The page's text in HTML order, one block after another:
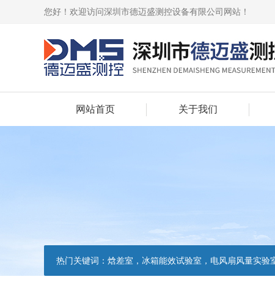
您好！欢迎访问深圳市德迈盛测控设备有限公司网站！
网站首页 关于我们
热门关键词： 焓差室，冰箱能效试验室，电风扇风量实验室，吸油烟机油脂分离度试验装置，吸油烟机空气性能